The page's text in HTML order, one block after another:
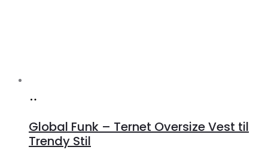
Lykke
Global Funk – Ternet Oversize Vest til
Trendy Stil